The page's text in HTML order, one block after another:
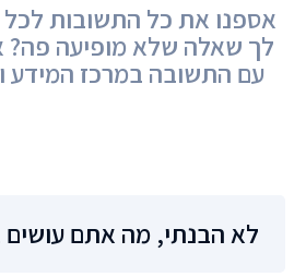
לא הבנתי, מה אתם עושים
אספנו את כל התשובות
לך שאלה שלא מופיעה פה?
עם התשובה במרכז המידע